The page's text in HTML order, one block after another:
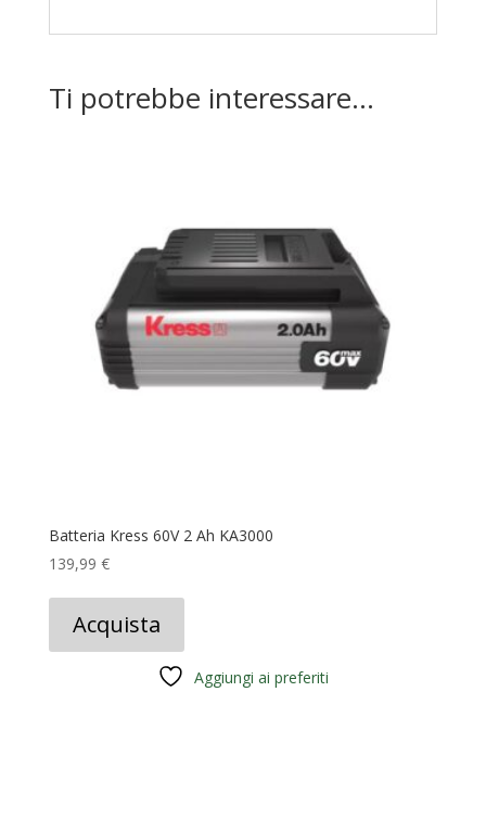
Ti potrebbe interessare…
Batteria Kress 60V 2 Ah KA3000
139,99 €
Acquista
Aggiungi ai preferiti